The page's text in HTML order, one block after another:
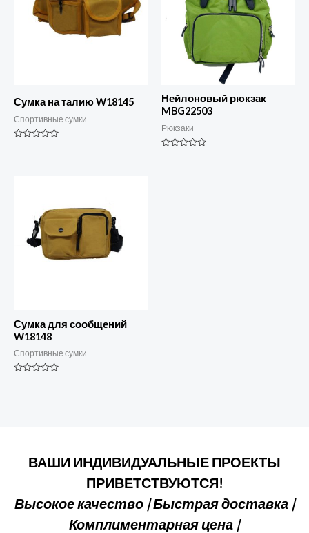
Сумка на талию W18145
Спортивные сумки
Нейлоновый рюкзак
MBG22503
Рюкзаки
Сумка для сообщений
W18148
Спортивные сумки
ВАШИ ИНДИВИДУАЛЬНЫЕ ПРОЕКТЫ
ПРИВЕТСТВУЮТСЯ!
Высокое качество | Быстрая доставка |
Комплиментарная цена |